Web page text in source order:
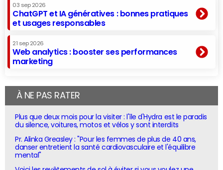
03 sep 2026
ChatGPT et IA génératives : bonnes pratiques
et usages responsables
21 sep 2026
Web analytics : booster ses performances
marketing
À NE PAS RATER
Plus que deux mois pour la visiter : l'île d'Hydra est le paradis
du silence, voitures, motos et vélos y sont interdits
Pr. Alinka Greasley : "Pour les femmes de plus de 40 ans,
danser entretient la santé cardiovasculaire et l'équilibre
mental"